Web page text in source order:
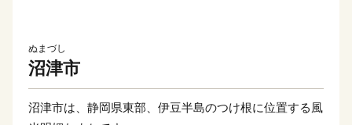
ぬまづし
沼津市
沼津市は、静岡県東部、伊豆半島のつけ根に位置する風